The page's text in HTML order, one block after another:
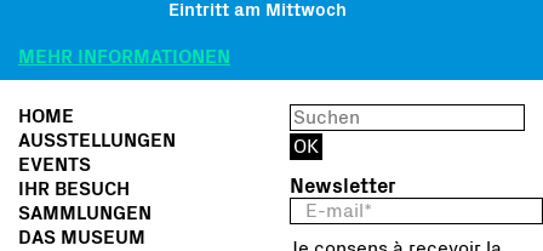
Eintritt am Mittwoch
MEHR INFORMATIONEN
HOME
AUSSTELLUNGEN
EVENTS
IHR BESUCH
SAMMLUNGEN
DAS MUSEUM
Newsletter